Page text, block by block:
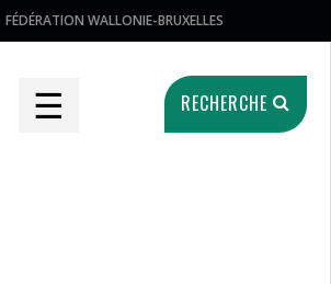
FÉDÉRATION WALLONIE-BRUXELLES
☰ RECHERCHE